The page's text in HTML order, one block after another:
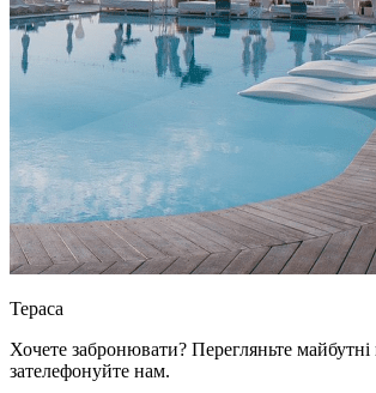
Тераса
Хочете забронювати? Перегляньте майбутні
зателефонуйте нам.